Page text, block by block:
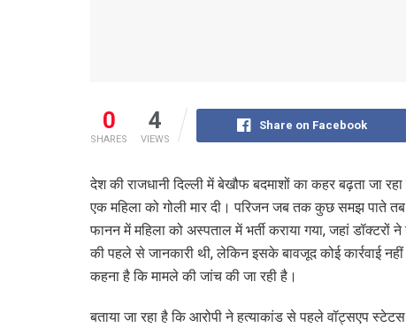
0
SHARES
4
VIEWS
Share on Facebook
देश की राजधानी दिल्ली में बेखौफ बदमाशों का कहर बढ़ता जा
एक महिला को गोली मार दी। परिजन जब तक कुछ समझ पाते
फानन में महिला को अस्पताल में भर्ती कराया गया, जहां
की पहले से जानकारी थी, लेकिन इसके बावजूद कोई कार्रवाई
कहना है कि मामले की जांच की जा रही है।
बताया जा रहा है कि आरोपी ने हत्याकांड से पहले वॉट्सएप